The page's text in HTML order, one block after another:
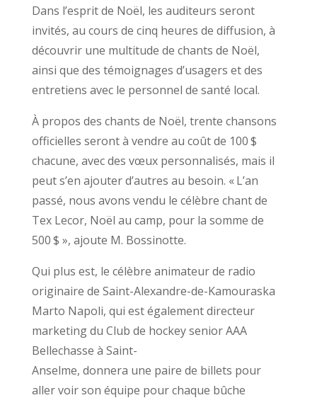
Dans l’esprit de Noël, les auditeurs seront
invités, au cours de cinq heures de diffusion, à
découvrir une multitude de chants de Noël,
ainsi que des témoignages d’usagers et des
entretiens avec le personnel de santé local.
À propos des chants de Noël, trente chansons
officielles seront à vendre au coût de 100 $
chacune, avec des vœux personnalisés, mais il
peut s’en ajouter d’autres au besoin. « L’an
passé, nous avons vendu le célèbre chant de
Tex Lecor, Noël au camp, pour la somme de
500 $ », ajoute M. Bossinotte.
Qui plus est, le célèbre animateur de radio
originaire de Saint-Alexandre-de-Kamouraska
Marto Napoli, qui est également directeur
marketing du Club de hockey senior AAA
Bellechasse à Saint-
Anselme, donnera une paire de billets pour
aller voir son équipe pour chaque bûche